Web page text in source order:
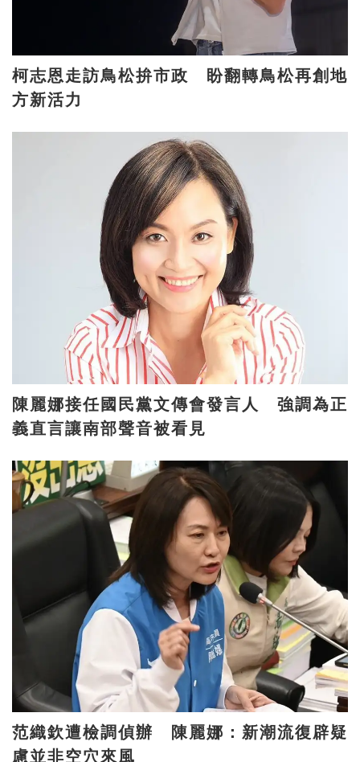
柯志恩走訪鳥松拚市政 盼翻轉鳥松再創地
方新活力
陳麗娜接任國民黨文傳會發言人 強調為正
義直言讓南部聲音被看見
范織欽遭檢調偵辦 陳麗娜：新潮流復辟疑
慮並非空穴來風